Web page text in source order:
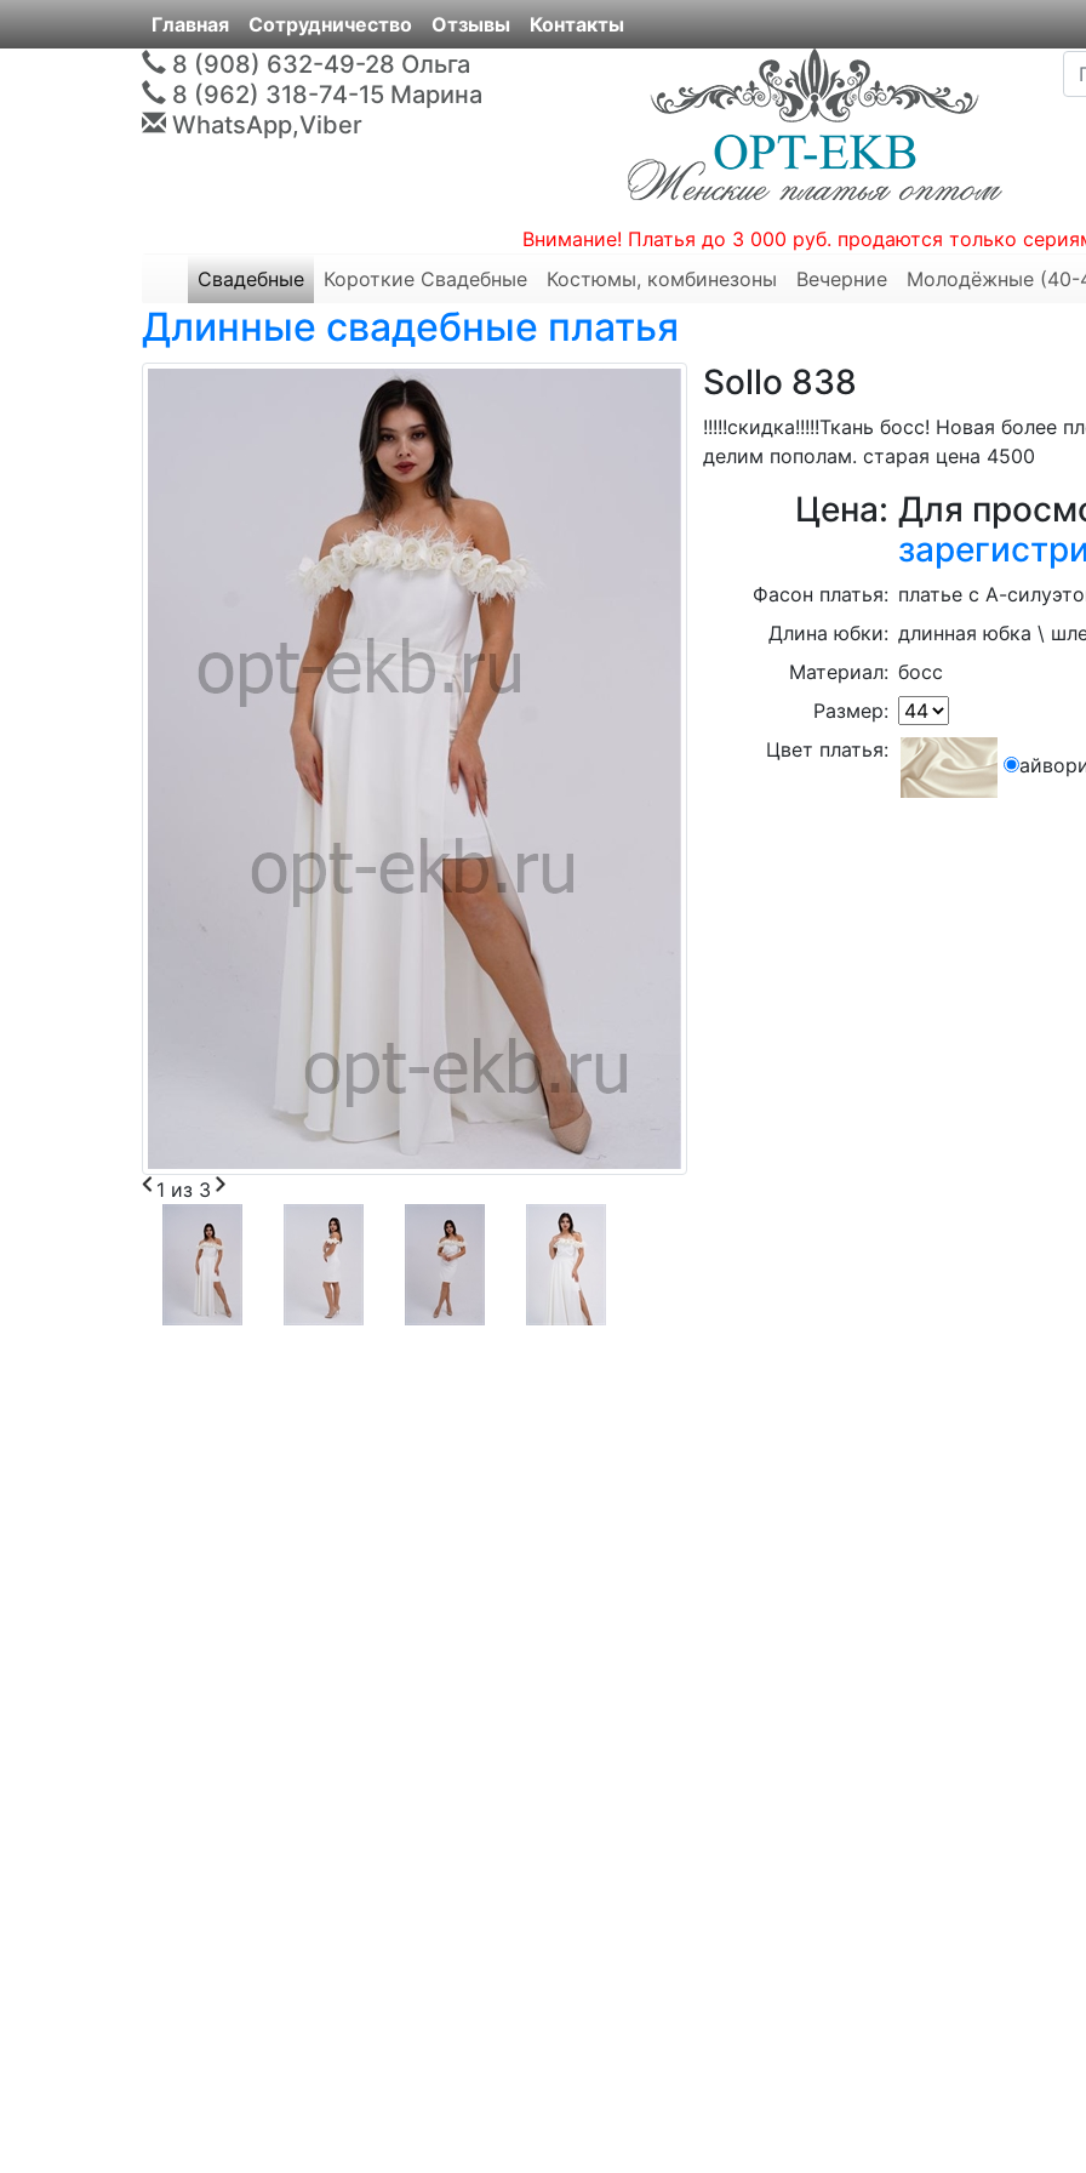
Главная Сотрудничество Отзывы Контакты
8 (908) 632-49-28 Ольга
8 (962) 318-74-15 Марина
WhatsApp,Viber
Внимание! Платья до 3 000 руб. продаются только
Свадебные
Короткие Свадебные Костюмы, комбинезоны Вечерние Молодёжные (40-
Длинные свадебные платья
1 из 3
Sollo 838
!!!!!скидка!!!!!Ткань босс! Новая более
делим пополам. старая цена 4500
Цена: Для
Фасон платья: платье с А-
Длина юбки: длинная юбка \
Материал: босс
Размер:
Цвет платья: